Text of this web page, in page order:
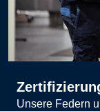
Unsere Federn